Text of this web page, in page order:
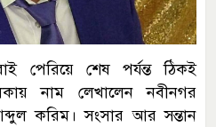
পেরিয়ে শেষ পর্যন্ত ঠিকই
নাম লেখালেন নবীনগর
করিম। সংসার আর সন্তান